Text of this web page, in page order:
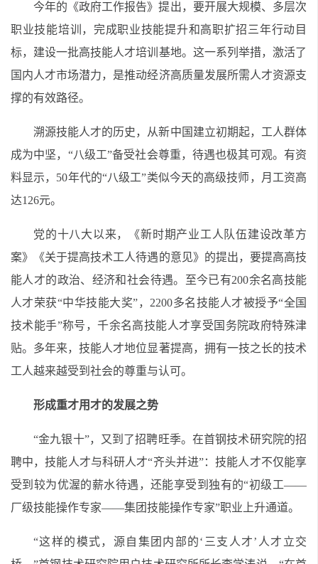
今年的《政府工作报告》提出，要开展大规模、多层次
职业技能培训，完成职业技能提升和高职扩招三年行动目
标，建设一批高技能人才培训基地。这一系列举措，激活了
国内人才市场潜力，是推动经济高质量发展所需人才资源支
撑的有效路径。
溯源技能人才的历史，从新中国建立初期起，工人群体
成为中坚，“八级工”备受社会尊重，待遇也极其可观。有资
料显示，50年代的“八级工”类似今天的高级技师，月工资高
达126元。
党的十八大以来，《新时期产业工人队伍建设改革方
案》《关于提高技术工人待遇的意见》的提出，要提高高技
能人才的政治、经济和社会待遇。至今已有200余名高技能
人才荣获“中华技能大奖”，2200多名技能人才被授予“全国
技术能手”称号，千余名高技能人才享受国务院政府特殊津
贴。多年来，技能人才地位显著提高，拥有一技之长的技术
工人越来越受到社会的尊重与认可。
形成重才用才的发展之势
“金九银十”，又到了招聘旺季。在首钢技术研究院的招
聘中，技能人才与科研人才“齐头并进”：技能人才不仅能享
受到较为优渥的薪水待遇，还能享受到独有的“初级工——
厂级技能操作专家——集团技能操作专家”职业上升通道。
“这样的模式，源自集团内部的‘三支人才’人才立交